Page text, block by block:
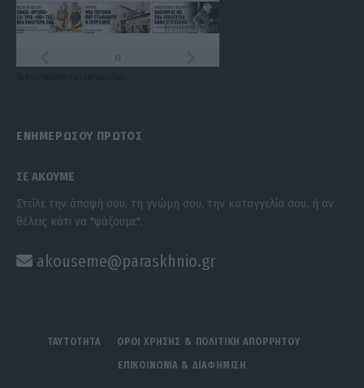
ΕΝΗΜΕΡΩΣΟΥ ΠΡΩΤΟΣ
ΣΕ ΑΚΟΥΜΕ
Στείλε την άποψή σου, τη γνώμη σου, την καταγγελία σου, ή αν
θέλεις κάτι να "ψάξουμε".
akouseme@paraskhnio.gr
ΤΑΥΤΟΤΗΤΑ ΟΡΟΙ ΧΡΗΣΗΣ & ΠΟΛΙΤΙΚΗ ΑΠΟΡΡΗΤΟΥ
ΕΠΙΚΟΙΝΩΝΙΑ & ΔΙΑΦΗΜΙΣΗ